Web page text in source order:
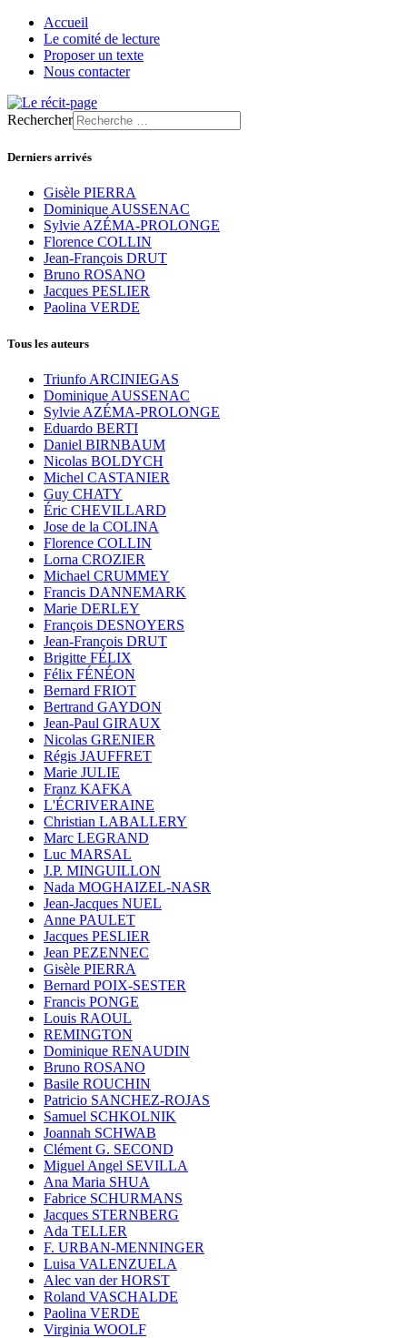
Accueil
Le comité de lecture
Proposer un texte
Nous contacter
Rechercher
Derniers arrivés
Gisèle PIERRA
Dominique AUSSENAC
Sylvie AZÉMA-PROLONGE
Florence COLLIN
Jean-François DRUT
Bruno ROSANO
Jacques PESLIER
Paolina VERDE
Tous les auteurs
Triunfo ARCINIEGAS
Dominique AUSSENAC
Sylvie AZÉMA-PROLONGE
Eduardo BERTI
Daniel BIRNBAUM
Nicolas BOLDYCH
Michel CASTANIER
Guy CHATY
Éric CHEVILLARD
Jose de la COLINA
Florence COLLIN
Lorna CROZIER
Michael CRUMMEY
Francis DANNEMARK
Marie DERLEY
François DESNOYERS
Jean-François DRUT
Brigitte FÉLIX
Félix FÉNÉON
Bernard FRIOT
Bertrand GAYDON
Jean-Paul GIRAUX
Nicolas GRENIER
Régis JAUFFRET
Marie JULIE
Franz KAFKA
L'ÉCRIVERAINE
Christian LABALLERY
Marc LEGRAND
Luc MARSAL
J.P. MINGUILLON
Nada MOGHAIZEL-NASR
Jean-Jacques NUEL
Anne PAULET
Jacques PESLIER
Jean PEZENNEC
Gisèle PIERRA
Bernard POIX-SESTER
Francis PONGE
Louis RAOUL
REMINGTON
Dominique RENAUDIN
Bruno ROSANO
Basile ROUCHIN
Patricio SANCHEZ-ROJAS
Samuel SCHKOLNIK
Joannah SCHWAB
Clément G. SECOND
Miguel Angel SEVILLA
Ana Maria SHUA
Fabrice SCHURMANS
Jacques STERNBERG
Ada TELLER
F. URBAN-MENNINGER
Luisa VALENZUELA
Alec van der HORST
Roland VASCHALDE
Paolina VERDE
Virginia WOOLF